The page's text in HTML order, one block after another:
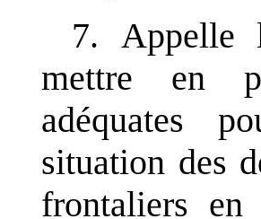
7. Appelle
mettre en
adéquates
situation des
frontaliers